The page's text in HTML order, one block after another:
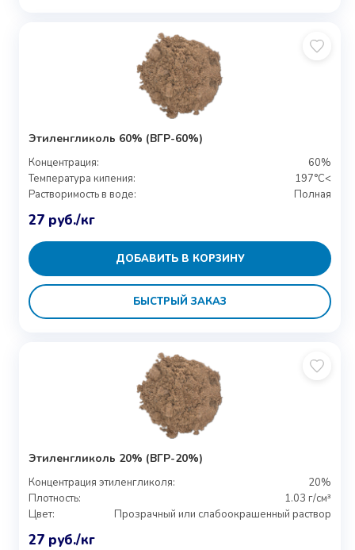
Этиленгликоль 60% (ВГР-60%)
Концентрация:
60%
Температура кипения:
197°C<
Растворимость в воде:
Полная
27 руб./кг
ДОБАВИТЬ В КОРЗИНУ
БЫСТРЫЙ ЗАКАЗ
Этиленгликоль 20% (ВГР-20%)
Концентрация этиленгликоля:
20%
Плотность:
1.03 г/см³
Цвет:
Прозрачный или слабоокрашенный раствор
27 руб./кг